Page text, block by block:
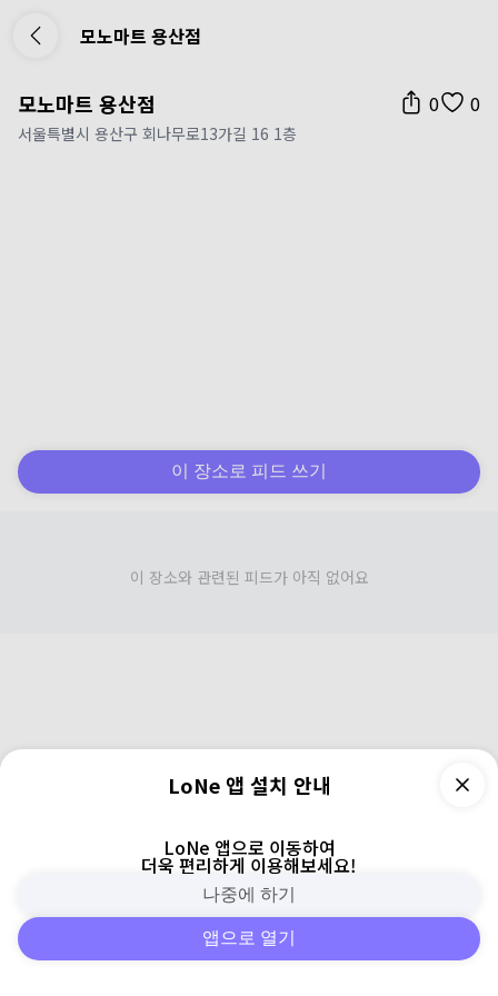
모노마트 용산점
모노마트 용산점 0 0
서울특별시 용산구 회나무로13가길 16 1층
이 장소로 피드 쓰기
이 장소와 관련된 피드가 아직 없어요
피드 주변 검색 로그인
LoNe 앱 설치 안내
LoNe 앱으로 이동하여
더욱 편리하게 이용해보세요!
나중에 하기
앱으로 열기